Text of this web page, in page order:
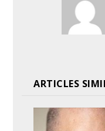
ARTICLES